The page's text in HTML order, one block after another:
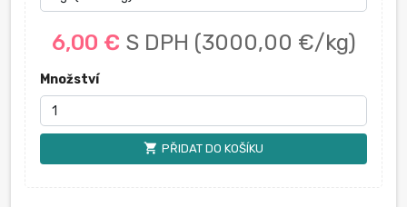
6,00 € S DPH (3000,00 €/kg)
Množství
shopping_cart PŘIDAT DO KOŠÍKU